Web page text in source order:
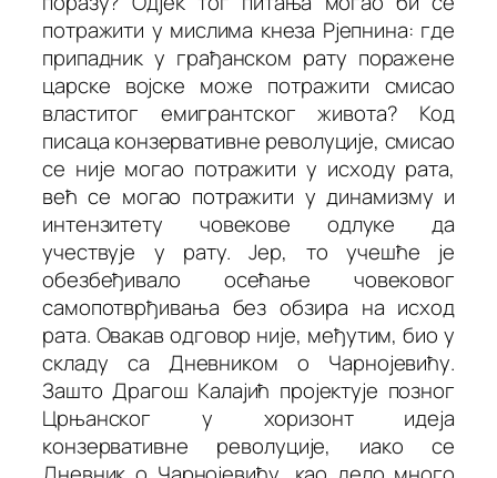
потражити у мислима кнеза Рјепнина: где
припадник у грађанском рату поражене
царске војске може потражити смисао
властитог емигрантског живота? Код
писаца конзервативне револуције, смисао
се није могао потражити у исходу рата,
већ се могао потражити у динамизму и
интензитету човекове одлуке да
учествује у рату. Јер, то учешће је
обезбеђивало осећање човековог
самопотврђивања без обзира на исход
рата. Овакав одговор није, међутим, био у
складу са Дневником о Чарнојевићу.
Зашто Драгош Калајић пројектује позног
Црњанског у хоризонт идеја
конзервативне револуције, иако се